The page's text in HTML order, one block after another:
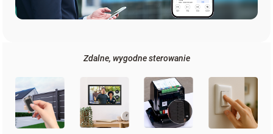
Zdalne, wygodne sterowanie